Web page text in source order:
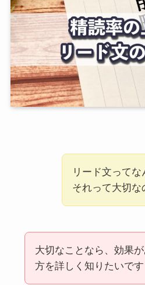
リード文ってな
それって大切な
大切なことなら、効果
方を詳しく知りたいです